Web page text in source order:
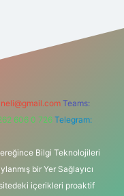
Teams:
606 0 726 Telegram:
Bilgi Teknolojileri
bir Yer Sağlayıcı
içerikleri proaktif